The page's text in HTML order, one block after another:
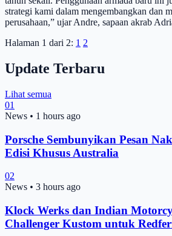
strategi kami dalam mengembangkan dan
perusahaan,” ujar Andre, sapaan akrab
Halaman 1 dari 2: 1 2
Update Terbaru
Lihat semua
01
News • 1 hours ago
Porsche Sembunyikan Pesan
Edisi Khusus Australia
02
News • 3 hours ago
Klock Werks dan Indian
Challenger Kustom untuk